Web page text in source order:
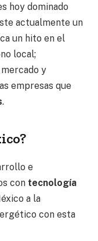
hoy dominado
actualmente un
un hito en el
local;
y
empresas que
.
e
con tecnología
a la
con esta